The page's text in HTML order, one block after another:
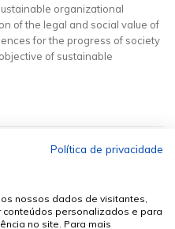
organizational
of the legal and social value of
for the progress of society
of sustainable
Política de privacidade
nossos dados de visitantes,
personalizados e para
no site. Para mais